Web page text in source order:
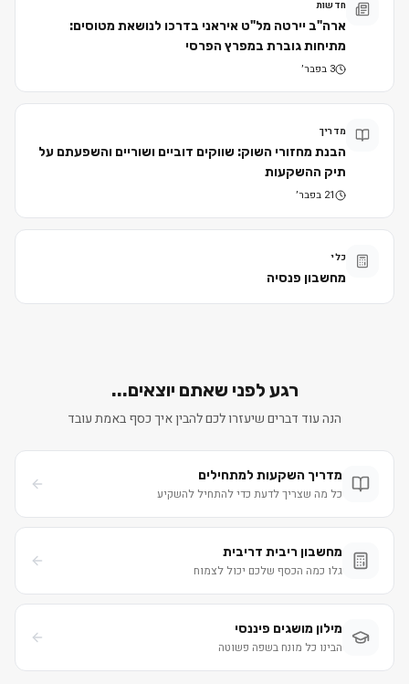
חדשות
ארה"ב יירטה מל"ט איראני בדרכו לנושאת מטוסים:
מתיחות גוברת במפרץ הפרסי
3 בפבר׳
מדריך
הבנת מחזורי השוק: שווקים דוביים ושוריים והשפעתם על
תיק ההשקעות
21 בפבר׳
כלי
מחשבון פנסיה
רגע לפני שאתם יוצאים...
הנה עוד דברים שיעזרו לכם להבין איך כסף באמת עובד
מדריך השקעות למתחילים
כל מה שצריך לדעת כדי להתחיל להשקיע
מחשבון ריבית דריבית
גלו כמה הכסף שלכם יכול לצמוח
מילון מושגים פיננסי
הבינו כל מונח בשפה פשוטה